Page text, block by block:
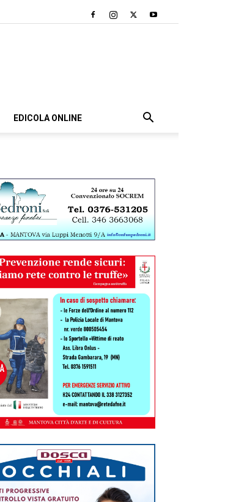
EDICOLA ONLINE